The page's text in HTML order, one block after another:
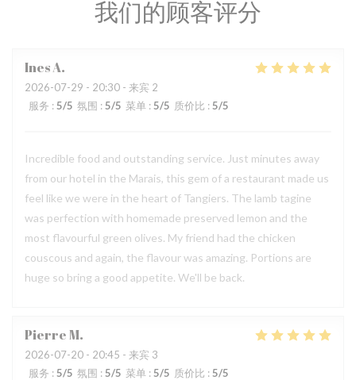
我们的顾客评分
InesA
2026-07-29 - 20:30 - 来宾 2
服务 : 5/5 氛围 : 5/5 菜单 : 5/5 质价比 : 5/5
Incredible food and outstanding service. Just minutes away
from our hotel in the Marais, this gem of a restaurant made us
feel like we were in the heart of Tangiers. The lamb tagine
was perfection with homemade preserved lemon and the
most flavourful green olives. My friend had the chicken
couscous and again, the flavour was amazing. Portions are
huge so bring a good appetite. We'll be back.
PierreM
2026-07-20 - 20:45 - 来宾 3
服务 : 5/5 氛围 : 5/5 菜单 : 5/5 质价比 : 5/5